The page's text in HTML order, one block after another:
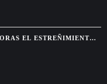
EL ESTREÑIMIENTO